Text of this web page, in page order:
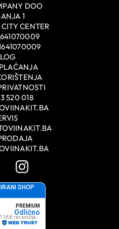
DOO
1
CENTER
520 018